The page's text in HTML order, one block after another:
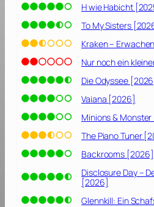
H wie Habicht
To My Sisters
Kraken –
Nur noch ein
Die Odyssee
Vaiana [2026]
Minions &
The Piano Tuner
Backrooms [2026]
Disclosure Day –
[2026]
Glennkill: Ein